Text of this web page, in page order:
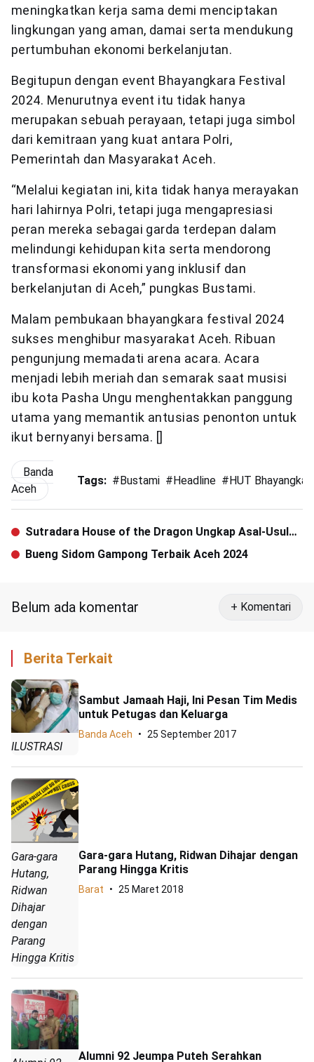
meningkatkan kerja sama demi menciptakan
lingkungan yang aman, damai serta mendukung
pertumbuhan ekonomi berkelanjutan.
Begitupun dengan event Bhayangkara Festival
2024. Menurutnya event itu tidak hanya
merupakan sebuah perayaan, tetapi juga simbol
dari kemitraan yang kuat antara Polri,
Pemerintah dan Masyarakat Aceh.
“Melalui kegiatan ini, kita tidak hanya merayakan
hari lahirnya Polri, tetapi juga mengapresiasi
peran mereka sebagai garda terdepan dalam
melindungi kehidupan kita serta mendorong
transformasi ekonomi yang inklusif dan
berkelanjutan di Aceh,” pungkas Bustami.
Malam pembukaan bhayangkara festival 2024
sukses menghibur masyarakat Aceh. Ribuan
pengunjung memadati arena acara. Acara
menjadi lebih meriah dan semarak saat musisi
ibu kota Pasha Ungu menghentakkan panggung
utama yang memantik antusias penonton untuk
ikut bernyanyi bersama. []
Banda
Aceh
Tags: #Bustami #Headline #HUT
Sutradara House of the Dragon Ungkap Asal-Usul
Telur Naga Daenerys Targaryen
Bueng Sidom Gampong Terbaik Aceh 2024
Belum ada komentar + Komentari
Berita Terkait
ILUSTRASI
Sambut Jamaah Haji, Ini Pesan Tim Medis
untuk Petugas dan Keluarga
Banda Aceh 25 September 2017
Gara-gara
Hutang,
Ridwan
Dihajar
dengan
Parang
Hingga Kritis
Gara-gara Hutang, Ridwan Dihajar dengan
Parang Hingga Kritis
Barat 25 Maret 2018
Alumni 92 Jeumpa Puteh Serahkan